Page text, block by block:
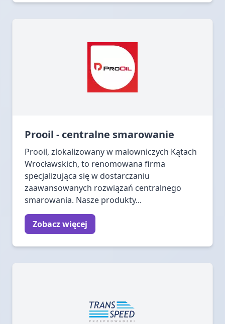
Prooil - centralne smarowanie
Prooil, zlokalizowany w malowniczych Kątach
Wrocławskich, to renomowana firma
specjalizująca się w dostarczaniu
zaawansowanych rozwiązań centralnego
smarowania. Nasze produkty...
Zobacz więcej